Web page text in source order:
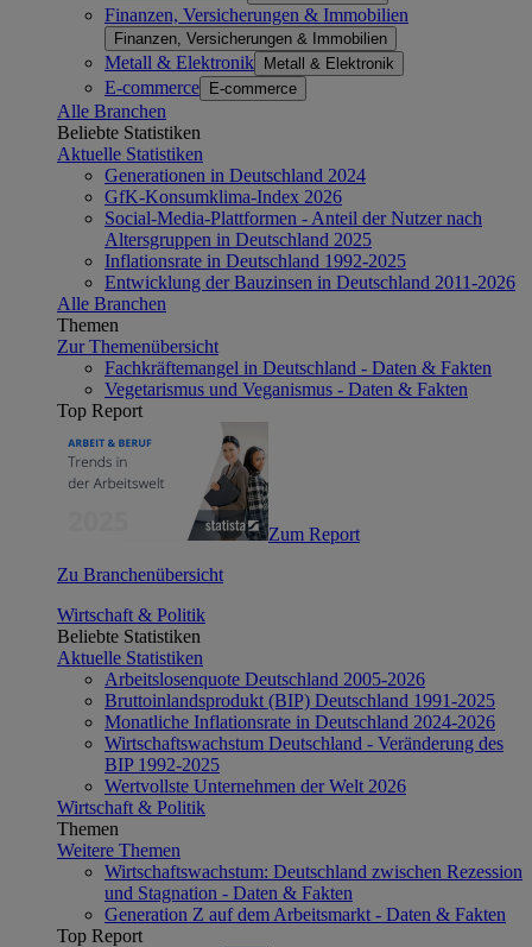
Finanzen, Versicherungen & Immobilien
Finanzen, Versicherungen & Immobilien
Metall & Elektronik Metall & Elektronik
E-commerce E-commerce
Alle Branchen
Beliebte Statistiken
Aktuelle Statistiken
Generationen in Deutschland 2024
GfK-Konsumklima-Index 2026
Social-Media-Plattformen - Anteil der Nutzer nach
Altersgruppen in Deutschland 2025
Inflationsrate in Deutschland 1992-2025
Entwicklung der Bauzinsen in Deutschland 2011-2026
Alle Branchen
Themen
Zur Themenübersicht
Fachkräftemangel in Deutschland - Daten & Fakten
Vegetarismus und Veganismus - Daten & Fakten
Top Report
Zum Report
Zu Branchenübersicht
Wirtschaft & Politik
Beliebte Statistiken
Aktuelle Statistiken
Arbeitslosenquote Deutschland 2005-2026
Bruttoinlandsprodukt (BIP) Deutschland 1991-2025
Monatliche Inflationsrate in Deutschland 2024-2026
Wirtschaftswachstum Deutschland - Veränderung des
BIP 1992-2025
Wertvollste Unternehmen der Welt 2026
Wirtschaft & Politik
Themen
Weitere Themen
Wirtschaftswachstum: Deutschland zwischen Rezession
und Stagnation - Daten & Fakten
Generation Z auf dem Arbeitsmarkt - Daten & Fakten
Top Report